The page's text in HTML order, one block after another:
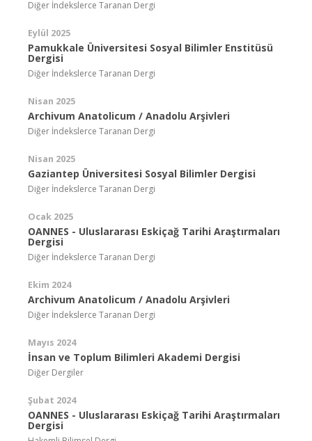
Diğer İndekslerce Taranan Dergi
Eylül 2025
Pamukkale Üniversitesi Sosyal Bilimler Enstitüsü
Dergisi
Diğer İndekslerce Taranan Dergi
Nisan 2025
Archivum Anatolicum / Anadolu Arşivleri
Diğer İndekslerce Taranan Dergi
Nisan 2025
Gaziantep Üniversitesi Sosyal Bilimler Dergisi
Diğer İndekslerce Taranan Dergi
Ocak 2025
OANNES - Uluslararası Eskiçağ Tarihi Araştırmaları
Dergisi
Diğer İndekslerce Taranan Dergi
Ekim 2024
Archivum Anatolicum / Anadolu Arşivleri
Diğer İndekslerce Taranan Dergi
Mayıs 2024
İnsan ve Toplum Bilimleri Akademi Dergisi
Diğer Dergiler
Şubat 2024
OANNES - Uluslararası Eskiçağ Tarihi Araştırmaları
Dergisi